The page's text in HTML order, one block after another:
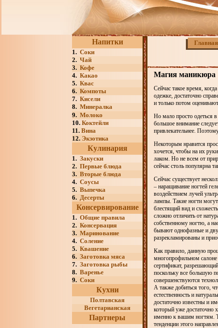
Напитки
1. Соки
2. Чай
3. Кофе
4. Какао
5. Квас
6. Компоты
7. Кисели
8. Минералка
9. Молоко
10. Коктейли
11. Вина
12. Экзотика
Кулинария
1. Закуски
2. Первые блюда
3. Вторые блюда
4. Соусы
5. Выпечка
6. Десерты
Консервирование
1. Общие правила
2. Консервация
3. Маринование
4. Соление
5. Квашение
6. Заготовка мяса
7. Заготовка рыбы
8. Варенье
9. Соки
Кухни
Полтавская
Вегетарианская
Партнеры
Главная
Магия маникюра
Сейчас такое время,
одежке, достаточно
и только потом
Но мало просто одеться
большое внимание
привлекательнее.
Некоторым нравится
хочется, чтобы на их
лаком. Но не всем от
сейчас столь популярна
Сейчас существует
– наращивание ногтей
воздействием лучей
лампы. Такие ногти
блестящий вид и
сложно отличить от
собственному ногтю, а
бывают однофазные и
разрекламированы и
Как правило, данную
многопрофильном салоне
сертификат,
поскольку все большую
совершенствуются
А также добиться того,
естественность и
достаточно известны и
который уже достаточно
именно к вашим ногтям.
тенденции этого